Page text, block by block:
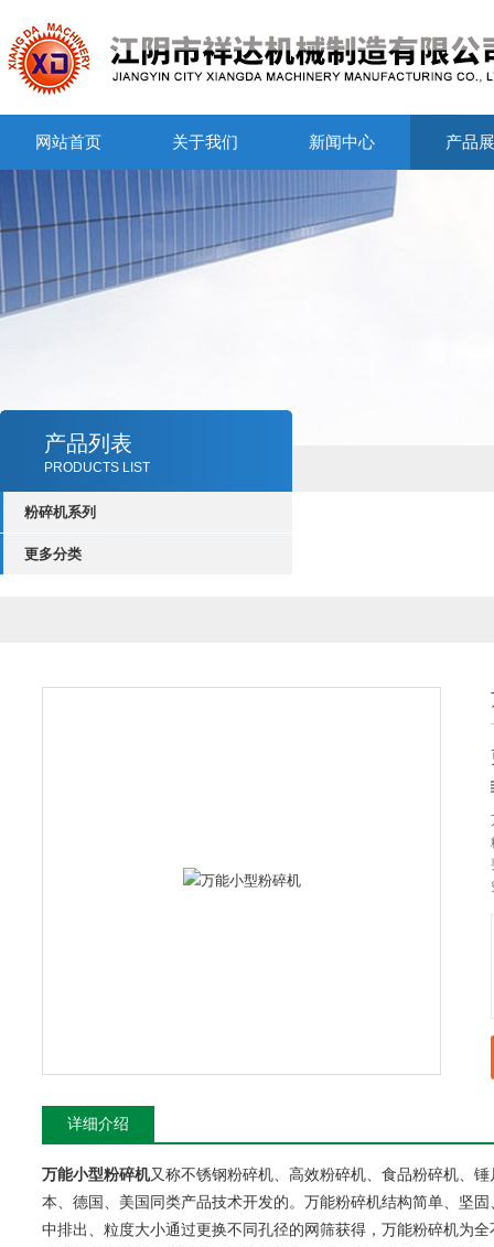
网站首页 关于我们 新闻中心 产品
产品列表
PRODUCTS LIST
粉碎机系列
更多分类
详细介绍
万能小型粉碎机又称不锈钢粉碎机、高效粉碎机、食品粉碎机、
本、德国、美国同类产品技术开发的。 万能粉碎机结构简单、坚
中排出、粒度大小通过更换不同孔径的网筛获得，万能粉碎机为